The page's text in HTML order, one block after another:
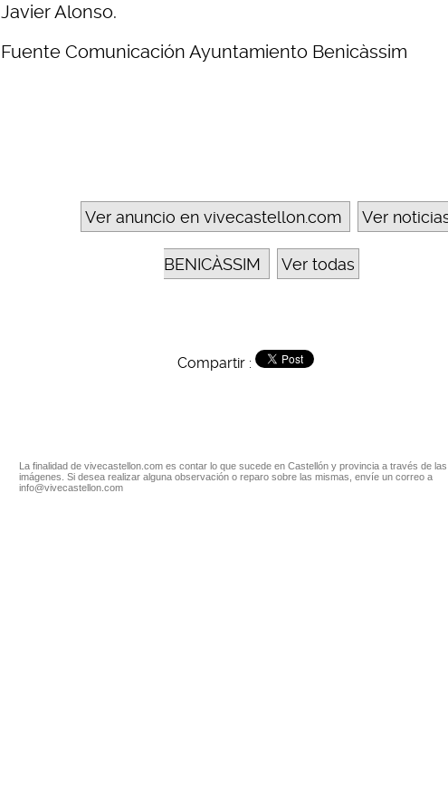
Javier Alonso.
Fuente Comunicación Ayuntamiento Benicàssim
Ver anuncio en vivecastellon.com Ver
BENICÀSSIM Ver todas
Compartir :
La finalidad de vivecastellon.com es contar lo que sucede en Castellón y provincia a través de las
imágenes. Si desea realizar alguna observación o reparo sobre las mismas, envíe un correo a
info@vivecastellon.com